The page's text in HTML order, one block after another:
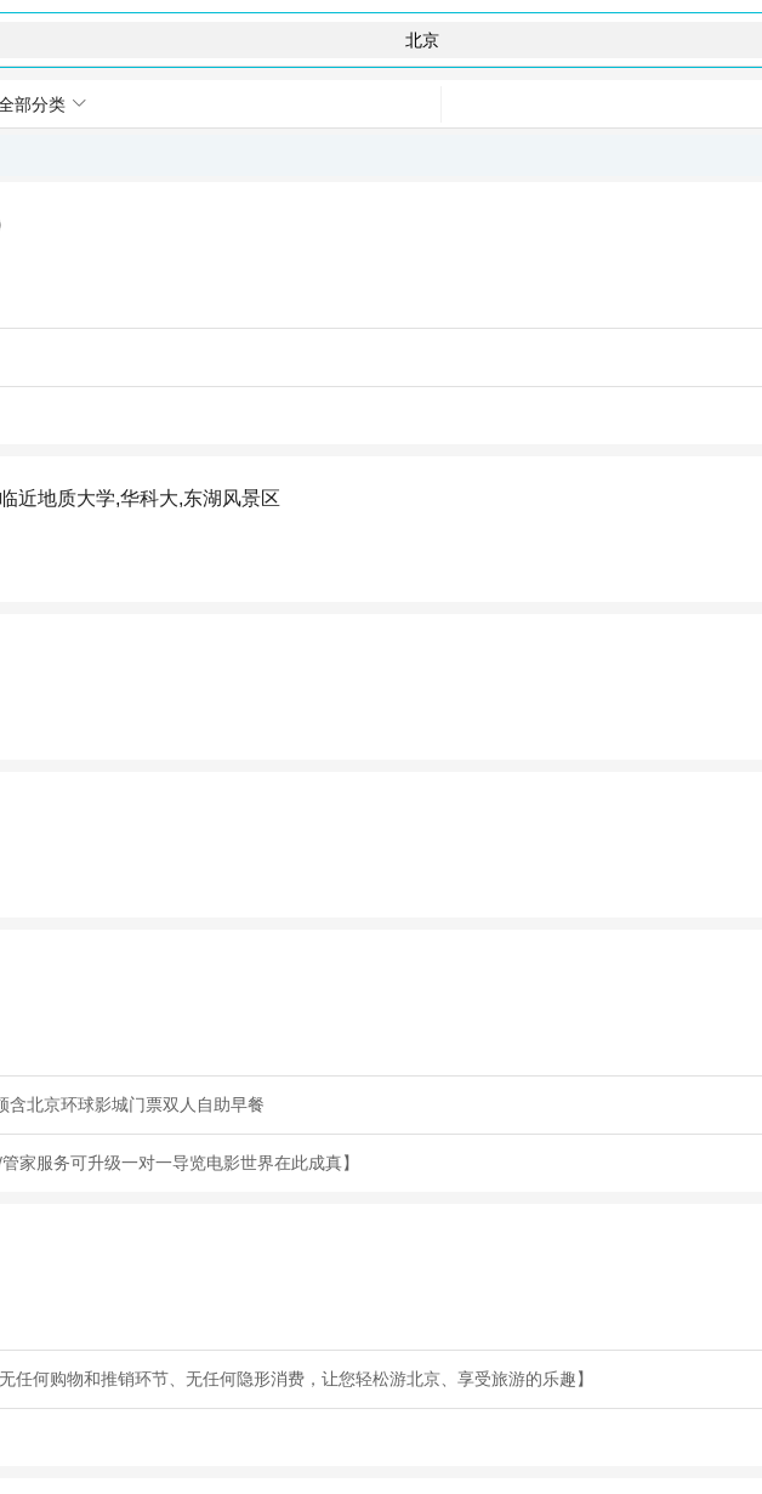
部分类
近地质大学,华科大,东湖风景区
含北京环球影城门票双人自助早餐
家服务可升级一对一导览电影世界在此成真】
任何购物和推销环节、无任何隐形消费，让您轻松游北京、享受旅游的乐趣】